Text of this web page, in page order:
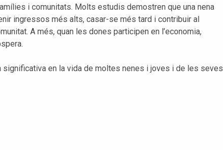
i comunitats. Molts estudis demostren que una nena
ingressos més alts, casar-se més tard i contribuir al
A més, quan les dones participen en l’economia,
significativa en la vida de moltes nenes i joves i de les seves